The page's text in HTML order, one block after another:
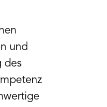
und
des